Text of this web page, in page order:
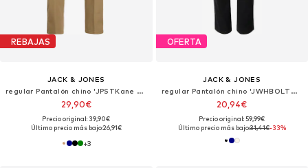
REBAJAS
JACK & JONES
regular Pantalón chino 'JPSTKane Barret'
29,90€
Precio original: 39,90€
Último precio más bajo:26,91€
+3
OFERTA
JACK & JONES
regular Pantalón chino 'JWHBOLTON JJBOWIE'
20,94€
Precio original: 59,99€
Último precio más bajo:31,41€-33%